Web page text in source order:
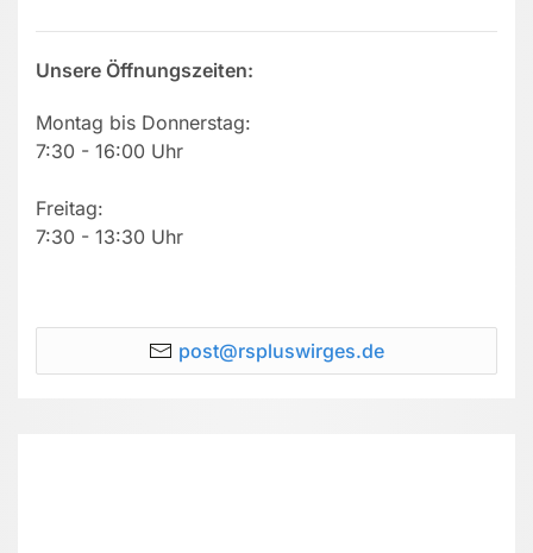
Unsere Öffnungszeiten:
Montag bis Donnerstag:
7:30 - 16:00 Uhr
Freitag:
7:30 - 13:30 Uhr
post@rspluswirges.de